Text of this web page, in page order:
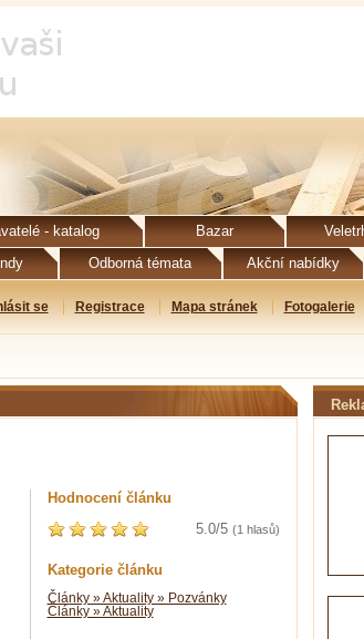
- katalog Bazar
Odborná témata Akční nabídky
se Registrace Mapa stránek Fotogalerie
Hodnocení článku
5.0/5 (1 hlasů)
Kategorie článku
Články » Aktuality » Pozvánky
Články » Aktuality